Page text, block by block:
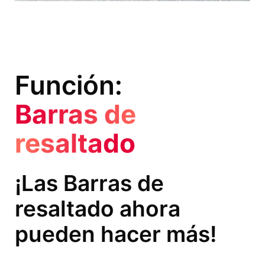
Función:
Barras de
resaltado
¡Las Barras de
resaltado ahora
pueden hacer más!